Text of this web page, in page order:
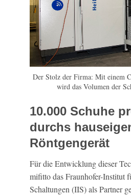
Der Stolz der Firma: Mit einem
wird das Volumen der
10.000 Schuhe
durchs
Röntgengerät
Für die Entwicklung dieser
mifitto das Fraunhofer-Institut
Schaltungen (IIS) als Partner